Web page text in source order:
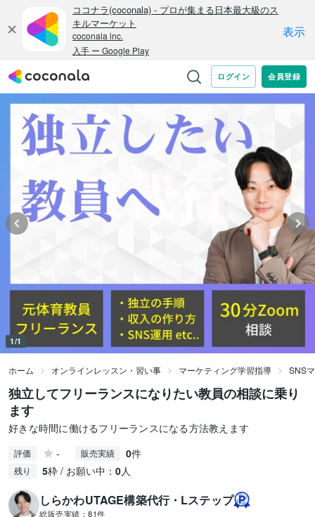
1/1
ホーム オンラインレッスン・習い事 マーケティング学習指導 SNS
独立してフリーランスになりたい教員の相談に乗り
ます
好きな時間に働けるフリーランスになる方法教えます
評価 - 販売実績 0件
残り 5枠 / お願い中： 0人
しらかわUTAGE構築代行・Lステップ
総販売実績： 81件